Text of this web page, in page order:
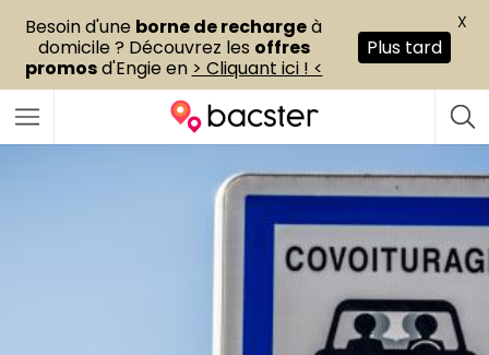
Besoin d'une borne de rechargeà
domicile ? Découvrez les offres
promosd'Engie en > Cliquant ici ! <
Plus tard
X